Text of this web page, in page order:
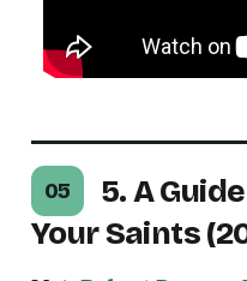
05
5. A
Your Saints